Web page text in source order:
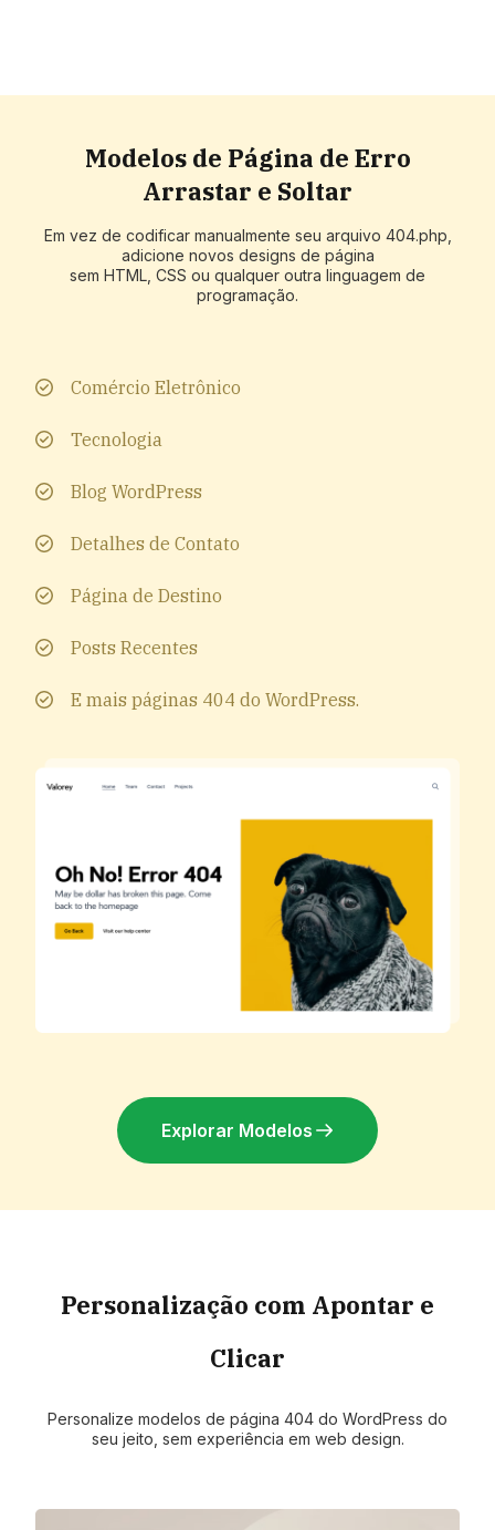
Modelos de Página de Erro
Arrastar e Soltar
Em vez de codificar manualmente seu arquivo 404.php,
adicione novos designs de página
sem HTML, CSS ou qualquer outra linguagem de
programação.
Comércio Eletrônico
Tecnologia
Blog WordPress
Detalhes de Contato
Página de Destino
Posts Recentes
E mais páginas 404 do WordPress.
Explorar Modelos
Personalização com Apontar e
Clicar
Personalize modelos de página 404 do WordPress do
seu jeito, sem experiência em web design.